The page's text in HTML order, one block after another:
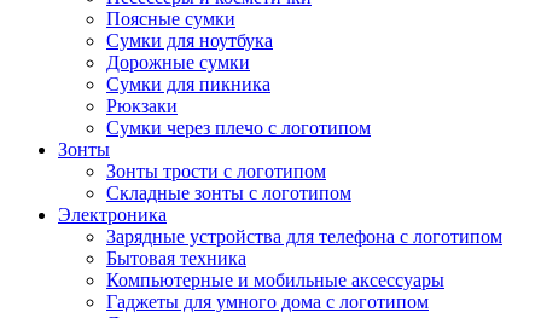
Поясные сумки
Сумки для ноутбука
Дорожные сумки
Сумки для пикника
Рюкзаки
Сумки через плечо с логотипом
Зонты
Зонты трости с логотипом
Складные зонты с логотипом
Электроника
Зарядные устройства для телефона с логотипом
Бытовая техника
Компьютерные и мобильные аксессуары
Гаджеты для умного дома с логотипом